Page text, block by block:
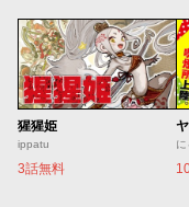
猩猩姫
ippatu
3話無料